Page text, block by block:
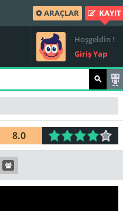
ARAÇLAR KAYIT
Hoşgeldin !
Giriş Yap
8.0